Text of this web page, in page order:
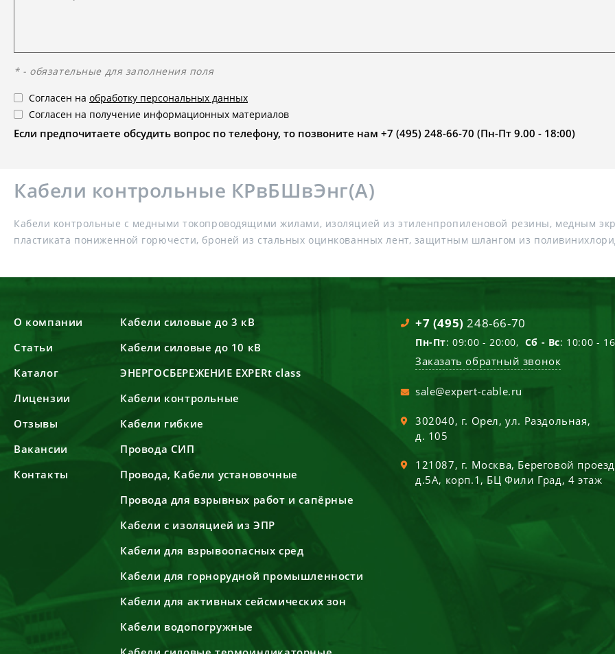
* - обязательные для заполнения поля
Согласен на обработку персональных данных
Согласен на получение информационных материалов
Если предпочитаете обсудить вопрос по телефону, то позвоните нам +7 (495) 248-66-70 (Пн-Пт 9.00 - 18:00)
Кабели контрольные КРвБШвЭнг(А)
Кабели контрольные с медными токопроводящими жилами, изоляцией из этиленпропиленовой резины, медным
пластиката пониженной горючести, броней из стальных оцинкованных лент, защитным шлангом из
О компании
Статьи
Каталог
Лицензии
Отзывы
Вакансии
Контакты
Кабели силовые до 3 кВ
Кабели силовые до 10 кВ
ЭНЕРГОСБЕРЕЖЕНИЕ EXPERt class
Кабели контрольные
Кабели гибкие
Провода СИП
Провода, Кабели установочные
Провода для взрывных работ и сапёрные
Кабели с изоляцией из ЭПР
Кабели для взрывоопасных сред
Кабели для горнорудной промышленности
Кабели для активных сейсмических зон
Кабели водопогружные
+7 (495) 248-66-70
Пн-Пт: 09:00 - 20:00, Сб - Вс: 10:00 -
Заказать обратный звонок
sale@expert-cable.ru
302040, г. Орел,ул. Раздольная,
д. 105
121087, г. Москва, Береговой проезд
д.5А, корп.1, БЦ Фили Град, 4 этаж